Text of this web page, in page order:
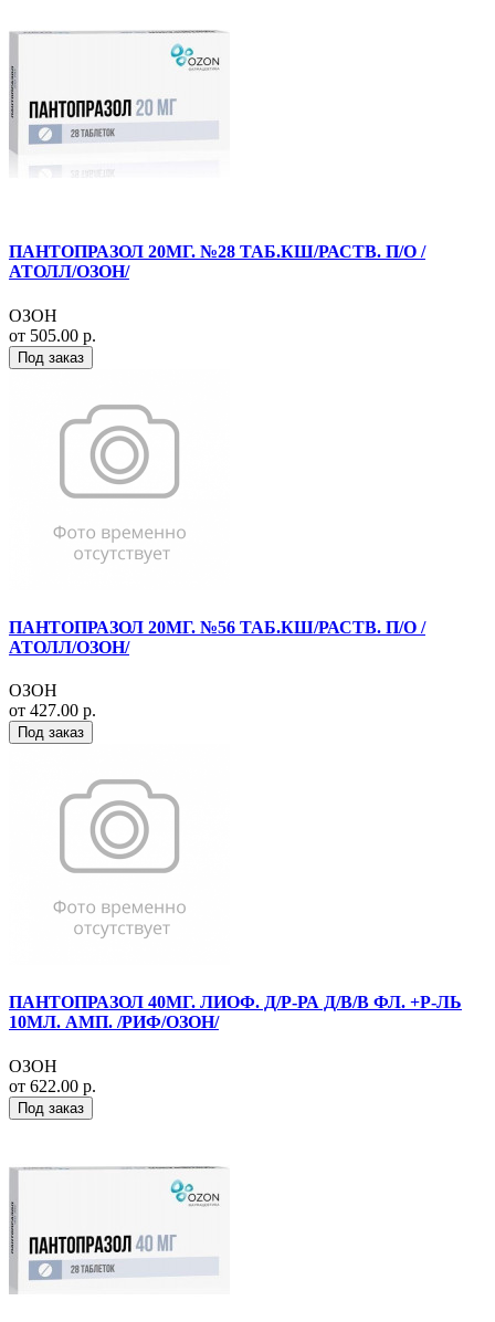
ПАНТОПРАЗОЛ 20МГ. №28 ТАБ.КШ/РАСТВ. П/О /
АТОЛЛ/ОЗОН/
ОЗОН
от 505.00 р.
Под заказ
ПАНТОПРАЗОЛ 20МГ. №56 ТАБ.КШ/РАСТВ. П/О /
АТОЛЛ/ОЗОН/
ОЗОН
от 427.00 р.
Под заказ
ПАНТОПРАЗОЛ 40МГ. ЛИОФ. Д/Р-РА Д/В/В ФЛ. +Р-ЛЬ
10МЛ. АМП. /РИФ/ОЗОН/
ОЗОН
от 622.00 р.
Под заказ